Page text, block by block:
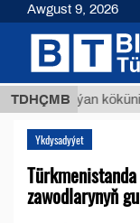
TDHÇMB
Buýan köküniň
Ykdysadyýet
zawodlarynyň
Awgust 9, 2026